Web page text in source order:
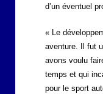
d’un éventuel
« Le
aventure. Il fut
avons voulu
temps et qui
pour le sport